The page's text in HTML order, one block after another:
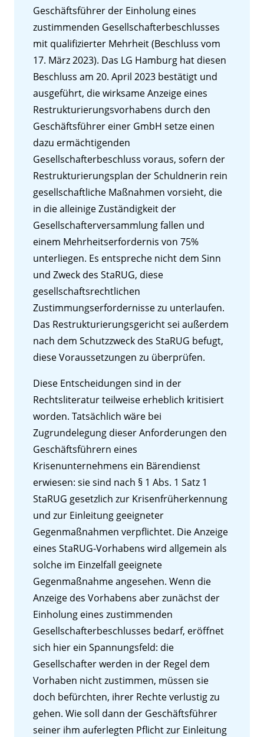
Geschäftsführer der Einholung eines
zustimmenden Gesellschafterbeschlusses
mit qualifizierter Mehrheit (Beschluss vom
17. März 2023). Das LG Hamburg hat diesen
Beschluss am 20. April 2023 bestätigt und
ausgeführt, die wirksame Anzeige eines
Restrukturierungsvorhabens durch den
Geschäftsführer einer GmbH setze einen
dazu ermächtigenden
Gesellschafterbeschluss voraus, sofern der
Restrukturierungsplan der Schuldnerin rein
gesellschaftliche Maßnahmen vorsieht, die
in die alleinige Zuständigkeit der
Gesellschafterversammlung fallen und
einem Mehrheitserfordernis von 75%
unterliegen. Es entspreche nicht dem Sinn
und Zweck des StaRUG, diese
gesellschaftsrechtlichen
Zustimmungserfordernisse zu unterlaufen.
Das Restrukturierungsgericht sei außerdem
nach dem Schutzzweck des StaRUG befugt,
diese Voraussetzungen zu überprüfen.
Diese Entscheidungen sind in der
Rechtsliteratur teilweise erheblich kritisiert
worden. Tatsächlich wäre bei
Zugrundelegung dieser Anforderungen den
Geschäftsführern eines
Krisenunternehmens ein Bärendienst
erwiesen: sie sind nach § 1 Abs. 1 Satz 1
StaRUG gesetzlich zur Krisenfrüherkennung
und zur Einleitung geeigneter
Gegenmaßnahmen verpflichtet. Die Anzeige
eines StaRUG-Vorhabens wird allgemein als
solche im Einzelfall geeignete
Gegenmaßnahme angesehen. Wenn die
Anzeige des Vorhabens aber zunächst der
Einholung eines zustimmenden
Gesellschafterbeschlusses bedarf, eröffnet
sich hier ein Spannungsfeld: die
Gesellschafter werden in der Regel dem
Vorhaben nicht zustimmen, müssen sie
doch befürchten, ihrer Rechte verlustig zu
gehen. Wie soll dann der Geschäftsführer
seiner ihm auferlegten Pflicht zur Einleitung